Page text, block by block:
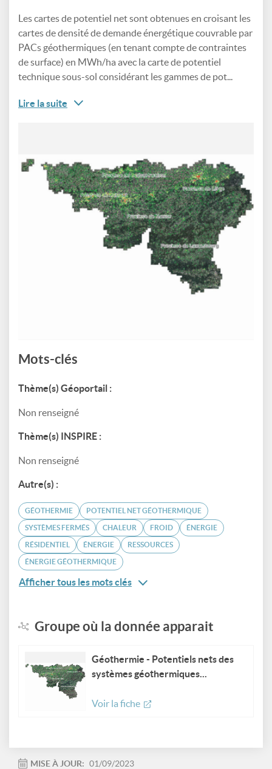
Les cartes de potentiel net sont obtenues en croisant les
cartes de densité de demande énergétique couvrable par
PACs géothermiques (en tenant compte de contraintes
de surface) en MWh/ha avec la carte de potentiel
technique sous-sol considérant les gammes de pot...
Lire la suite
Mots-clés
Thème(s) Géoportail :
Non renseigné
Thème(s) INSPIRE :
Non renseigné
Autre(s) :
GÉOTHERMIE POTENTIEL NET GÉOTHERMIQUE
SYSTÈMES FERMÉS CHALEUR FROID ÉNERGIE
RÉSIDENTIEL ÉNERGIE RESSOURCES
ÉNERGIE GÉOTHERMIQUE
Afficher tous les mots clés
Groupe où la donnée apparait
Géothermie - Potentiels nets des
systèmes géothermiques...
Voir la fiche
MISE À JOUR: 01/09/2023